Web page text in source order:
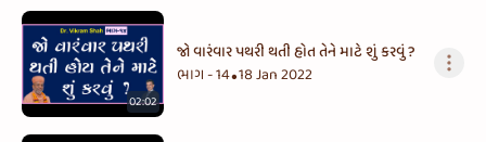
02:02
જો વારંવાર પથરી થતી હોત તેને માટે શું કરવું ?
ભાગ - 14•18 Jan 2022